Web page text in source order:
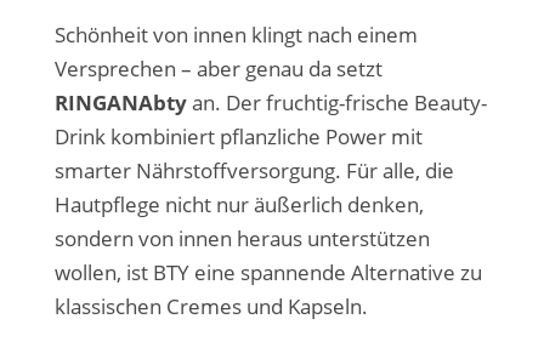
Schönheit von innen klingt nach einem
Versprechen – aber genau da setzt
RINGANAbtyan. Der fruchtig-frische Beauty-
Drink kombiniert pflanzliche Power mit
smarter Nährstoffversorgung. Für alle, die
Hautpflege nicht nur äußerlich denken,
sondern von innen heraus unterstützen
wollen, ist BTY eine spannende Alternative zu
klassischen Cremes und Kapseln.